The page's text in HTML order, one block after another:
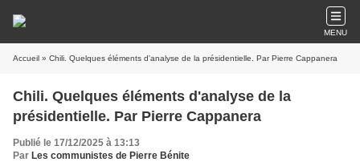
MENU
Accueil » Chili. Quelques éléments d'analyse de la présidentielle. Par Pierre Cappanera
Chili. Quelques éléments d'analyse de la
présidentielle. Par Pierre Cappanera
Publié le 17/12/2025 à 13:13
Par Les communistes de Pierre Bénite